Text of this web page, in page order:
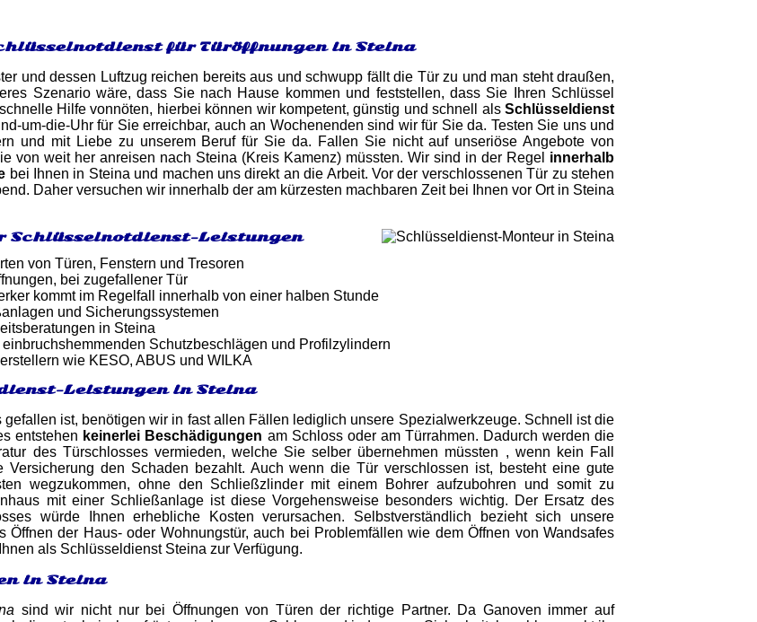
für Türöffnungen in Steina
und dessen Luftzug reichen bereits aus und schwupp fällt die Tür zu und man steht draußen,
Szenario wäre, dass Sie nach Hause kommen und feststellen, dass Sie Ihren Schlüssel
Hilfe vonnöten, hierbei können wir kompetent, günstig und schnell als Schlüsseldienst
um-die-Uhr für Sie erreichbar, auch an Wochenenden sind wir für Sie da. Testen Sie uns und
und mit Liebe zu unserem Beruf für Sie da. Fallen Sie nicht auf unseriöse Angebote von
von weit her anreisen nach Steina (Kreis Kamenz) müssten. Wir sind in der Regel innerhalb
bei Ihnen in Steina und machen uns direkt an die Arbeit. Vor der verschlossenen Tür zu stehen
Daher versuchen wir innerhalb der am kürzesten machbaren Zeit bei Ihnen vor Ort in Steina
Schlüsselnotdienst-Leistungen
von Türen, Fenstern und Tresoren
bei zugefallener Tür
kommt im Regelfall innerhalb von einer halben Stunde
und Sicherungssystemen
in Steina
Schutzbeschlägen und Profilzylindern
wie KESO, ABUS und WILKA
Leistungen in Steina
ist, benötigen wir in fast allen Fällen lediglich unsere Spezialwerkzeuge. Schnell ist die
entstehen keinerlei Beschädigungen am Schloss oder am Türrahmen. Dadurch werden die
des Türschlosses vermieden, welche Sie selber übernehmen müssten , wenn kein Fall
Versicherung den Schaden bezahlt. Auch wenn die Tür verschlossen ist, besteht eine gute
wegzukommen, ohne den Schließzlinder mit einem Bohrer aufzubohren und somit zu
mit einer Schließanlage ist diese Vorgehensweise besonders wichtig. Der Ersatz des
würde Ihnen erhebliche Kosten verursachen. Selbstverständlich bezieht sich unsere
Öffnen der Haus- oder Wohnungstür, auch bei Problemfällen wie dem Öffnen von Wandsafes
als Schlüsseldienst Steina zur Verfügung.
in Steina
sind wir nicht nur bei Öffnungen von Türen der richtige Partner. Da Ganoven immer auf